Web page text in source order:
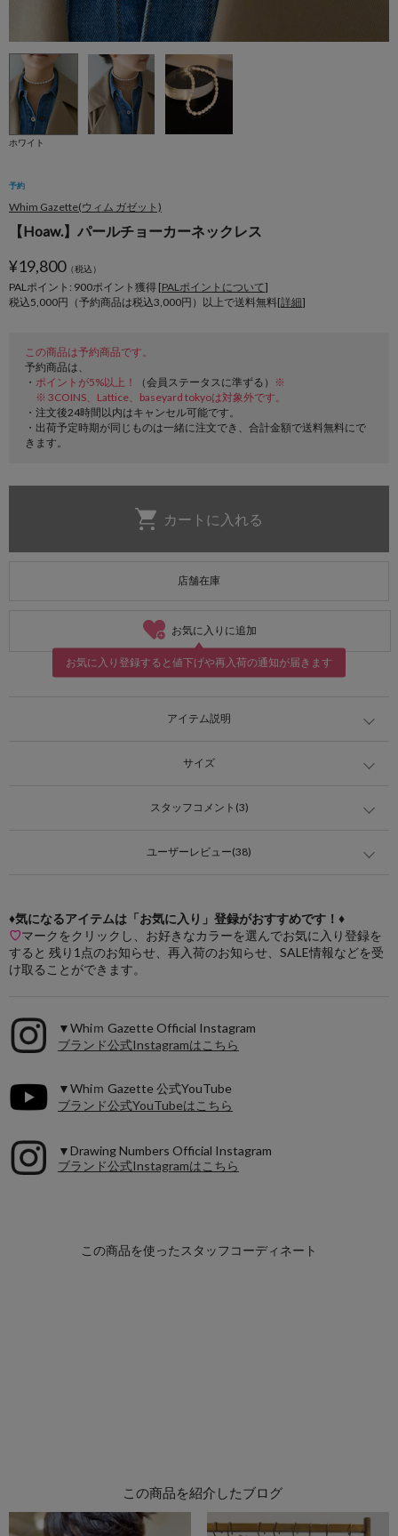
ホワイト
予約
Whim Gazette(ウィム ガゼット)
【Hoaw.】パールチョーカーネックレス
¥19,800（税込）
PALポイント: 900ポイント獲得 [PALポイントについて]
税込5,000円（予約商品は税込3,000円）以上で送料無料[詳細]
この商品は予約商品です。
予約商品は、
・ ポイントが5%以上！ （会員ステータスに準ずる）
※
※ 3COINS、Lattice、baseyard tokyoは対象外です。
・注文後24時間以内はキャンセル可能です。
・出荷予定時期が同じものは一緒に注文でき、合計金額で送料無料にで
きます。
店舗在庫
お気に入りに追加
お気に入り登録すると値下げや再入荷の通知が届きます
アイテム説明
サイズ
スタッフコメント(3)
ユーザーレビュー(38)
♦気になるアイテムは「お気に入り」登録がおすすめです！♦
♡マークをクリックし、お好きなカラーを選んでお気に入り登録を
すると 残り1点のお知らせ、再入荷のお知らせ、SALE情報などを受
け取ることができます。
▼Whiｍ Gazette Official Instagram
ブランド公式Instagramはこちら
▼Whiｍ Gazette 公式YouTube
ブランド公式YouTubeはこちら
▼Drawing Numbers Official Instagram
ブランド公式Instagramはこちら
この商品を紹介したブログ